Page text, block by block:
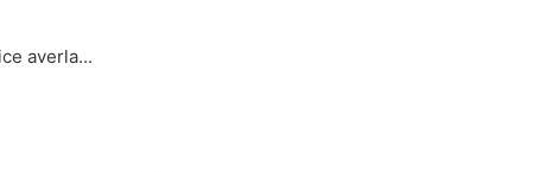
averla...